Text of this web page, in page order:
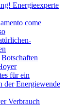
Energieexperte
come
für ein
der Energiewende
Verbrauch